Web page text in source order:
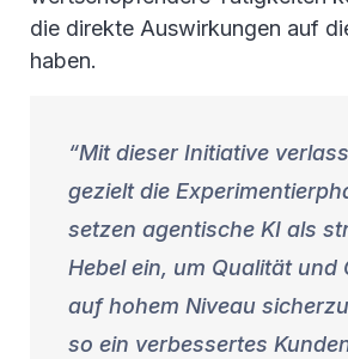
die direkte Auswirkungen auf
haben.
Mit dieser Initiative
gezielt die
setzen agentische KI als
Hebel ein, um Qualität und
auf hohem Niveau
so ein verbessertes